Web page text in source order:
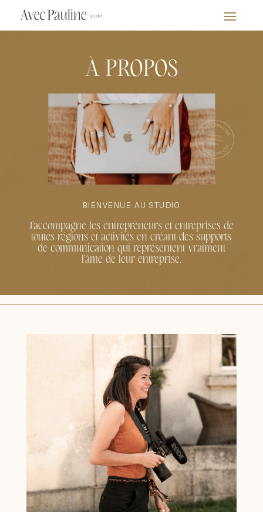
À PROPOS
BIENVENUE AU STUDIO
J’accompagne les entrepreneurs et entreprises de
toutes régions et activités en créant des supports
de communication qui représentent vraiment
l’âme de leur entreprise.